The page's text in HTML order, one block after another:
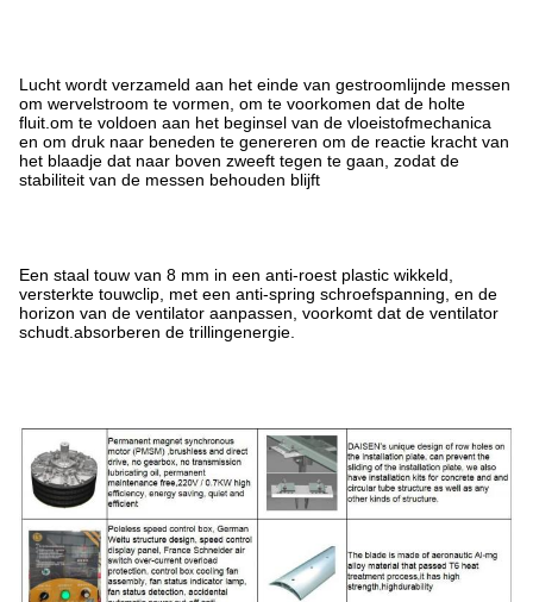
Lucht wordt verzameld aan het einde van gestroomlijnde messen
om wervelstroom te vormen, om te voorkomen dat de holte
fluit.om te voldoen aan het beginsel van de vloeistofmechanica
en om druk naar beneden te genereren om de reactie kracht van
het blaadje dat naar boven zweeft tegen te gaan, zodat de
stabiliteit van de messen behouden blijft
Een staal touw van 8 mm in een anti-roest plastic wikkeld,
versterkte touwclip, met een anti-spring schroefspanning, en de
horizon van de ventilator aanpassen, voorkomt dat de ventilator
schudt.absorberen de trillingenergie.